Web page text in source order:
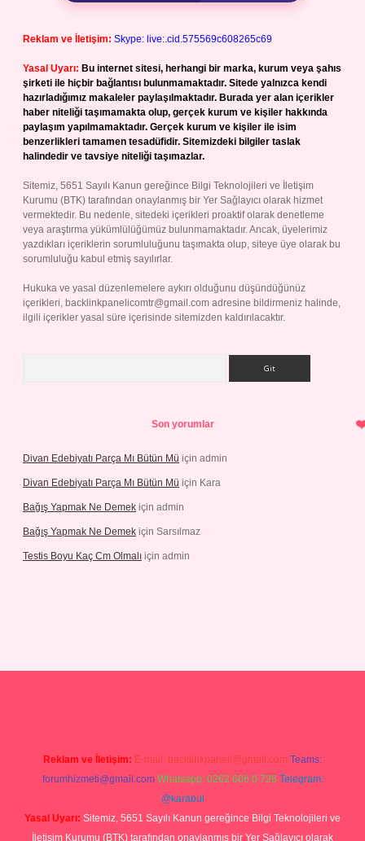
Reklam ve İletişim: Skype: live:.cid.575569c608265c69
Yasal Uyarı: Bu internet sitesi, herhangi bir marka, kurum veya şahıs
şirketi ile hiçbir bağlantısı bulunmamaktadır. Sitede yalnızca kendi
hazırladığımız makaleler paylaşılmaktadır. Burada yer alan içerikler
haber niteliği taşımamakta olup, gerçek kurum ve kişiler hakkında
paylaşım yapılmamaktadır. Gerçek kurum ve kişiler ile isim
benzerlikleri tamamen tesadüfidir. Sitemizdeki bilgiler taslak
halindedir ve tavsiye niteliği taşımazlar.
Sitemiz, 5651 Sayılı Kanun gereğince Bilgi Teknolojileri ve İletişim
Kurumu (BTK) tarafından onaylanmış bir Yer Sağlayıcı olarak hizmet
vermektedir. Bu nedenle, sitedeki içerikleri proaktif olarak denetleme
veya araştırma yükümlülüğümüz bulunmamaktadır. Ancak, üyelerimiz
yazdıkları içeriklerin sorumluluğunu taşımakta olup, siteye üye olarak bu
sorumluluğu kabul etmiş sayılırlar.
Hukuka ve yasal düzenlemelere aykırı olduğunu düşündüğünüz
içerikleri, backlinkpanelicomtr@gmail.com adresine bildirmeniz halinde,
ilgili içerikler yasal süre içerisinde sitemizden kaldırılacaktır.
Son yorumlar
Divan Edebiyatı Parça Mı Bütün Mü için admin
Divan Edebiyatı Parça Mı Bütün Mü için Kara
Bağış Yapmak Ne Demek için admin
Bağış Yapmak Ne Demek için Sarsılmaz
Testis Boyu Kaç Cm Olmalı için admin
Reklam ve İletişim: E-mail: backlinkpaneli@gmail.com Teams:
forumhizmeti@gmail.com Whatsapp: 0262 606 0 726 Telegram:
@karabul
Yasal Uyarı: Sitemiz, 5651 Sayılı Kanun gereğince Bilgi Teknolojileri ve
İletişim Kurumu (BTK) tarafından onaylanmış bir Yer Sağlayıcı olarak